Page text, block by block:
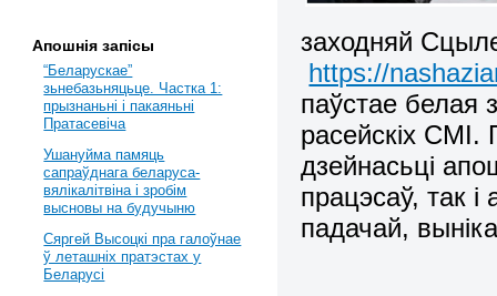
заходняй
https://
паўстае белая
расейскіх СМІ.
дзейнасьці
працэсаў, так і
падачай,
Апошнія запісы
“Беларускае”
зьнебазьняцьце. Частка 1:
прызнаньні і пакаяньні
Пратасевіча
Ушануйма памяць
сапраўднага беларуса-
вялікалітвіна і зробім
высновы на будучыню
Сяргей Высоцкі пра галоўнае
ў леташніх пратэстах у
Беларусі